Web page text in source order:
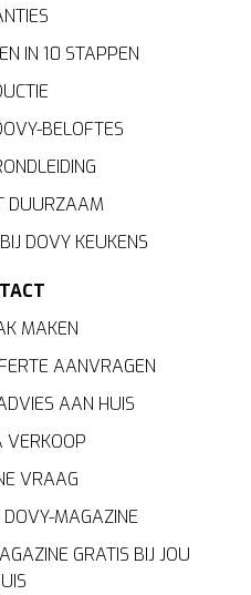
IN 10 STAPPEN
BELOFTES
DUURZAAM
DOVY KEUKENS
MAKEN
AANVRAGEN
AAN HUIS
VERKOOP
VRAAG
MAGAZINE
GRATIS BIJ JOU